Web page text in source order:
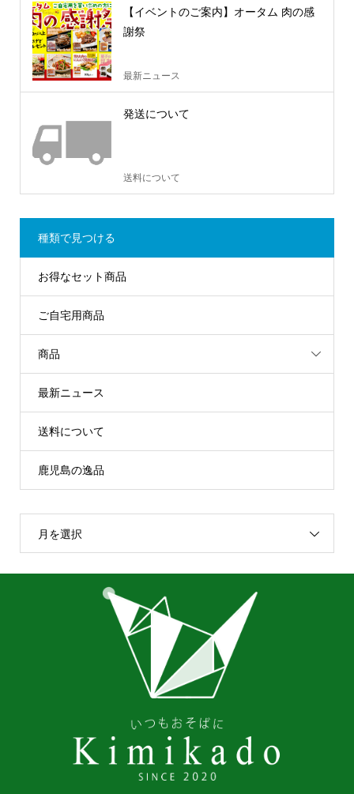
【イベントのご案内】オータム 肉の感
謝祭
最新ニュース
発送について
送料について
種類で見つける
お得なセット商品
ご自宅用商品
商品
最新ニュース
送料について
鹿児島の逸品
月を選択